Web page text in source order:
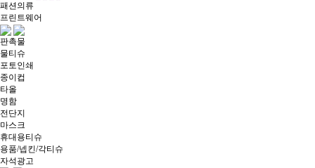
패션의류
프린트웨어
판촉물
물티슈
포토인쇄
종이컵
타올
명함
전단지
마스크
휴대용티슈
용품/넵킨/각티슈
자석광고